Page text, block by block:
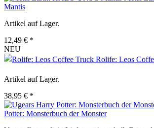
Mantis
Artikel auf Lager.
12,49 € *
NEU
Rolife: Leos
Artikel auf Lager.
38,95 € *
Potter: Monsterbuch der Monster